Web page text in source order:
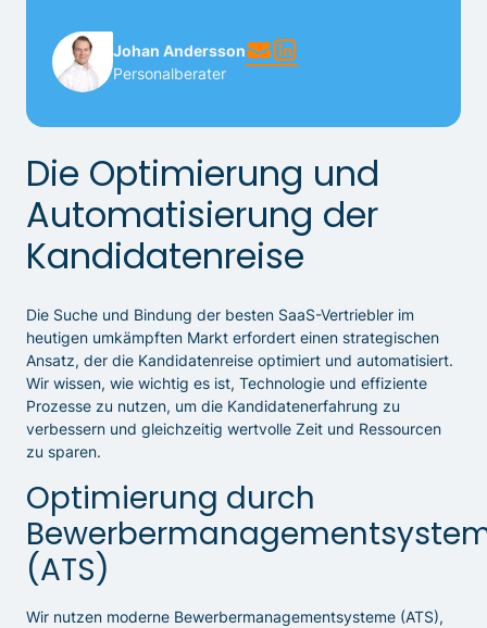
Johan Andersson
Personalberater
Die Optimierung und
Automatisierung der
Kandidatenreise
Die Suche und Bindung der besten SaaS-Vertriebler im
heutigen umkämpften Markt erfordert einen strategischen
Ansatz, der die Kandidatenreise optimiert und automatisiert.
Wir wissen, wie wichtig es ist, Technologie und effiziente
Prozesse zu nutzen, um die Kandidatenerfahrung zu
verbessern und gleichzeitig wertvolle Zeit und Ressourcen
zu sparen.
Optimierung durch
(ATS)
Wir nutzen moderne Bewerbermanagementsysteme (ATS),